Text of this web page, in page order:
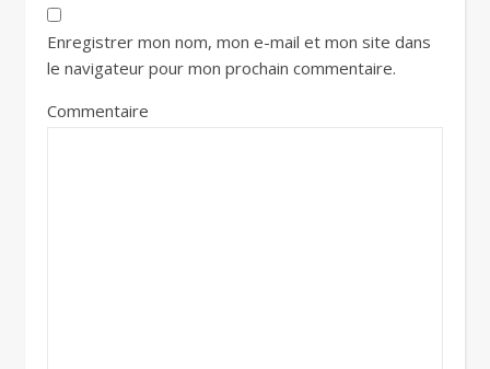
Enregistrer mon nom, mon e-mail et mon site dans
le navigateur pour mon prochain commentaire.
Commentaire